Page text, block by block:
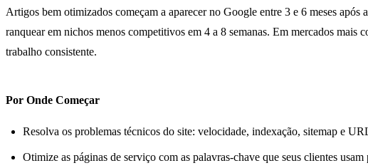
Artigos bem otimizados começam a aparecer no Google entre 3 e 6 meses
ranquear em nichos menos competitivos em 4 a 8 semanas. Em mercados mais
trabalho consistente.
Por Onde Começar
Resolva os problemas técnicos do site: velocidade, indexação, sitemap e
Otimize as páginas de serviço com as palavras-chave que seus clientes usam